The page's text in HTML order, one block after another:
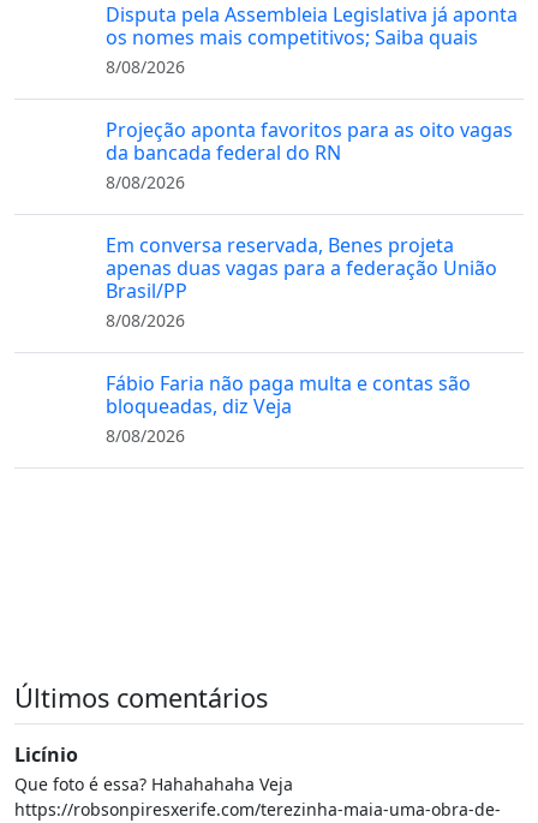
Disputa pela Assembleia Legislativa já aponta
os nomes mais competitivos; Saiba quais
8/08/2026
Projeção aponta favoritos para as oito vagas
da bancada federal do RN
8/08/2026
Em conversa reservada, Benes projeta
apenas duas vagas para a federação União
Brasil/PP
8/08/2026
Fábio Faria não paga multa e contas são
bloqueadas, diz Veja
8/08/2026
Últimos comentários
Licínio
Que foto é essa? Hahahahaha Veja
https://robsonpiresxerife.com/terezinha-maia-uma-obra-de-